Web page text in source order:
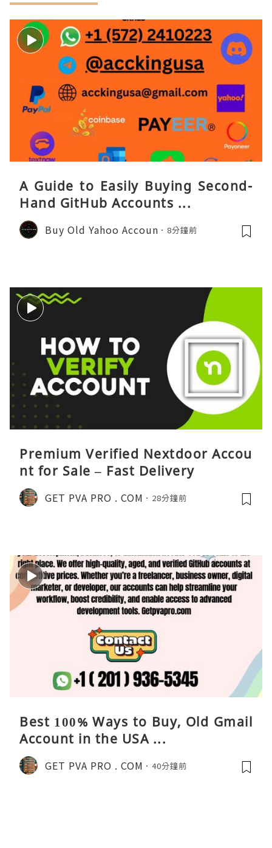
A Guide to Easily Buying Second-
Hand GitHub Accounts ...
Buy Old Yahoo Accoun 8分鐘前
Premium Verified Nextdoor Accou
nt for Sale – Fast Delivery
GET PVA PRO . COM 28分鐘前
Best 100% Ways to Buy, Old Gmail
Account in the USA ...
GET PVA PRO . COM 40分鐘前